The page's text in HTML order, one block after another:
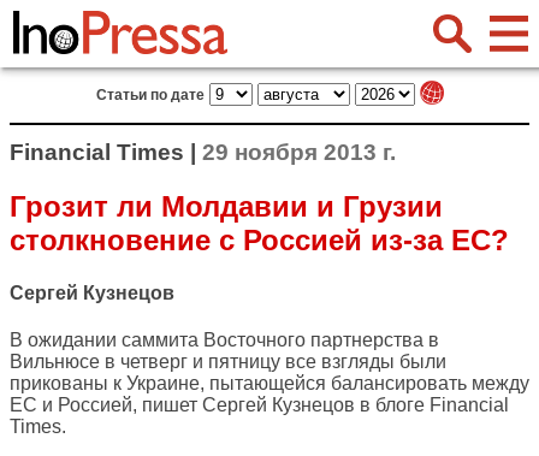
Статьи по дате
Financial Times | 29 ноября 2013 г.
Грозит ли Молдавии и Грузии
столкновение с Россией из-за ЕС?
Сергей Кузнецов
В ожидании саммита Восточного партнерства в
Вильнюсе в четверг и пятницу все взгляды были
прикованы к Украине, пытающейся балансировать между
ЕС и Россией, пишет Сергей Кузнецов в блоге Financial
Times.